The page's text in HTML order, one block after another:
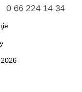
0 66 224 14 34